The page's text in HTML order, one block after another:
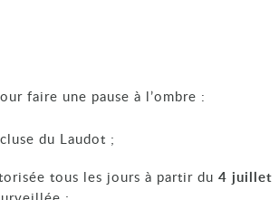
faire une pause à l’ombre :
du Laudot ;
tous les jours à partir du 4 juillet